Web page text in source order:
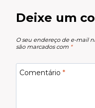
Deixe um
O seu endereço de e-mail
são marcados com *
Comentário *